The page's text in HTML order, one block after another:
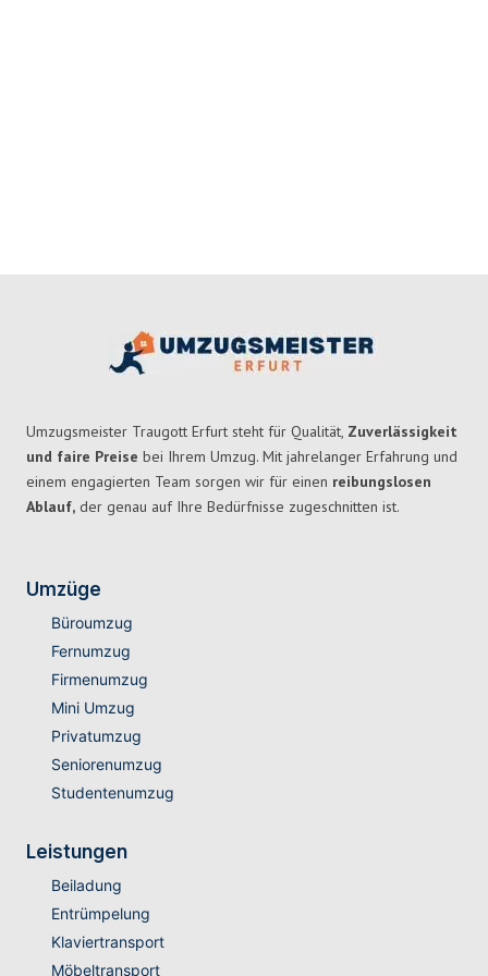
Umzugsmeister Traugott Erfurt steht für Qualität, Zuverlässigkeit
und faire Preise bei Ihrem Umzug. Mit jahrelanger Erfahrung und
einem engagierten Team sorgen wir für einen reibungslosen
Ablauf, der genau auf Ihre Bedürfnisse zugeschnitten ist.
Umzüge
Büroumzug
Fernumzug
Firmenumzug
Mini Umzug
Privatumzug
Seniorenumzug
Studentenumzug
Leistungen
Beiladung
Entrümpelung
Klaviertransport
Möbeltransport